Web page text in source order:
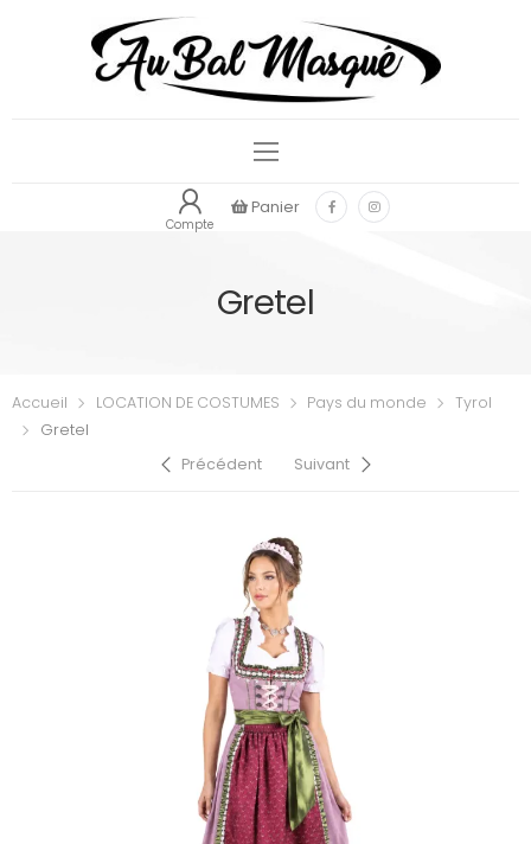
Compte
Panier
Gretel
Accueil LOCATION DE COSTUMES Pays du monde
Tyrol
Gretel
Précédent
Suivant